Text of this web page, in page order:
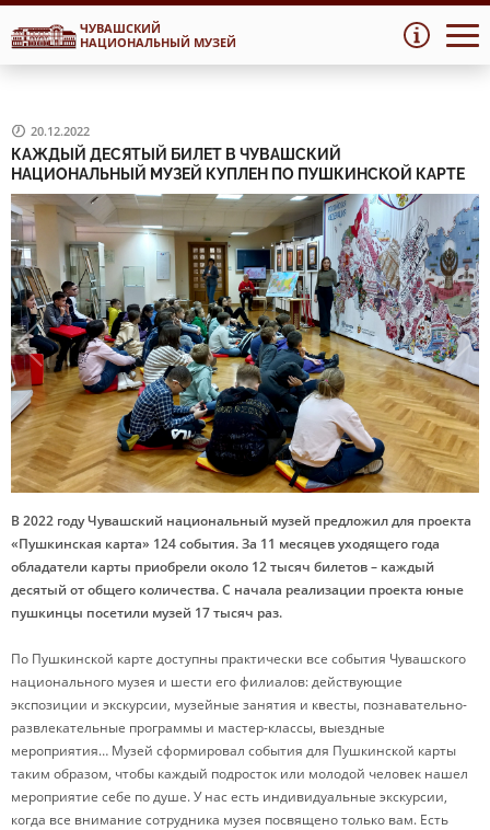
Перейти
к
Перейти
к
ЧУВАШСКИЙ
НАЦИОНАЛЬНЫЙ МУЗЕЙ
20.12.2022
КАЖДЫЙ ДЕСЯТЫЙ БИЛЕТ В ЧУВАШСКИЙ
НАЦИОНАЛЬНЫЙ МУЗЕЙ КУПЛЕН ПО ПУШКИНСКОЙ КАРТЕ
В 2022 году Чувашский национальный музей предложил для проекта
«Пушкинская карта» 124 события. За 11 месяцев уходящего года
обладатели карты приобрели около 12 тысяч билетов – каждый
десятый от общего количества. С начала реализации проекта юные
пушкинцы посетили музей 17 тысяч раз.
По Пушкинской карте доступны практически все события Чувашского
национального музея и шести его филиалов: действующие
экспозиции и экскурсии, музейные занятия и квесты, познавательно-
развлекательные программы и мастер-классы, выездные
мероприятия… Музей сформировал события для Пушкинской карты
таким образом, чтобы каждый подросток или молодой человек нашел
мероприятие себе по душе. У нас есть индивидуальные экскурсии,
когда все внимание сотрудника музея посвящено только вам. Есть